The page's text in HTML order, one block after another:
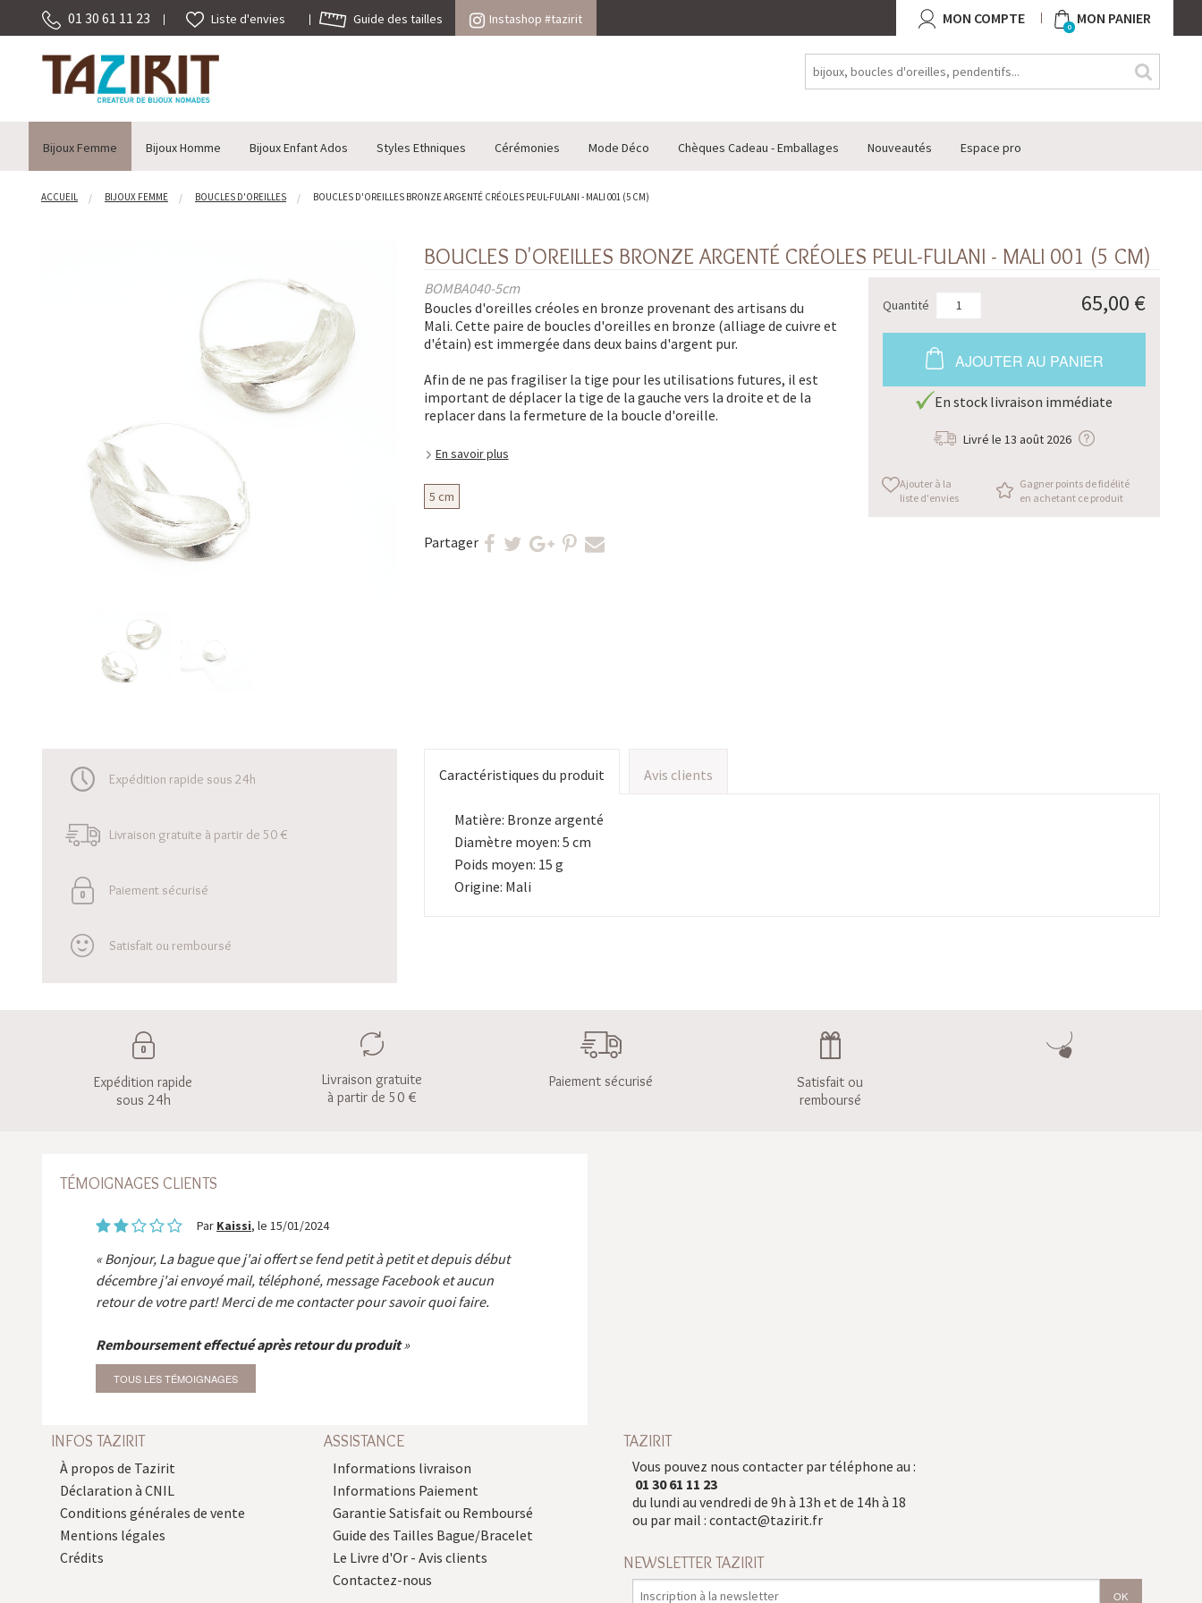
01 30 61 11 23 Liste d'envies Guide des tailles Instashop #tazirit MON COMPTE 0 MON PANIER
Bijoux Femme Bijoux Homme Bijoux Enfant Ados Styles Ethniques Cérémonies Mode Déco Chèques Cadeau - Emballages Nouveautés Espace pro
ACCUEIL BIJOUX FEMME BOUCLES D'OREILLES BOUCLES D'OREILLES BRONZE ARGENTÉ CRÉOLES PEUL-FULANI - MALI 001 (5 CM)
BOUCLES D'OREILLES BRONZE ARGENTÉ CRÉOLES PEUL-FULANI - MALI 001 (5 CM)
BOMBA040-5cm
Boucles d'oreilles créoles en bronze provenant des artisans du
Mali. Cette paire de boucles d'oreilles en bronze (alliage de cuivre et
d'étain) est immergée dans deux bains d'argent pur.
Afin de ne pas fragiliser la tige pour les utilisations futures, il est
important de déplacer la tige de la gauche vers la droite et de la
replacer dans la fermeture de la boucle d'oreille.
En savoir plus
5 cm
Partager
Quantité 65,00 €
AJOUTER AU PANIER
En stock livraison immédiate
Livré le13 août 2026
Ajouter à la
liste d'envies
Gagner points de fidélité
en achetant ce produit
Expédition rapide sous 24h
Livraison gratuite à partir de 50 €
Paiement sécurisé
Satisfait ou remboursé
Caractéristiques du produit Avis clients
Matière: Bronze argenté
Diamètre moyen: 5 cm
Poids moyen: 15 g
Origine: Mali
Expédition rapide
sous 24h
Livraison gratuite
à partir de 50 €
Paiement sécurisé
Satisfait ou
remboursé
TÉMOIGNAGES CLIENTS
Par Kaissi, le 15/01/2024
Bonjour, La bague que j'ai offert se fend petit à petit et depuis début
décembre j'ai envoyé mail, téléphoné, message Facebook et aucun
retour de votre part! Merci de me contacter pour savoir quoi faire.
Remboursement effectué après retour du produit
TOUS LES TÉMOIGNAGES
INFOS TAZIRIT
À propos de Tazirit
Déclaration à CNIL
Conditions générales de vente
Mentions légales
Crédits
ASSISTANCE
Informations livraison
Informations Paiement
Garantie Satisfait ou Remboursé
Guide des Tailles Bague/Bracelet
Le Livre d'Or - Avis clients
Contactez-nous
TAZIRIT
Vous pouvez nous contacter par téléphone au :
01 30 61 11 23
du lundi au vendredi de 9h à 13h et de 14h à 18
ou par mail : contact@tazirit.fr
NEWSLETTER TAZIRIT